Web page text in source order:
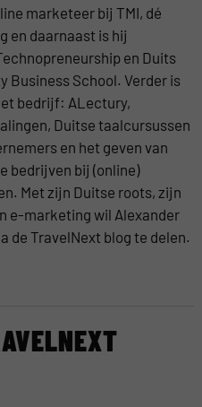
marketeer bij TMI, dé
en daarnaast is hij
en Duits
Business School. Verder is
bedrijf: ALectury,
Duitse taalcursussen
en het geven van
bedrijven bij (online)
Met zijn Duitse roots, zijn
e-marketing wil Alexander
de TravelNext blog te delen.